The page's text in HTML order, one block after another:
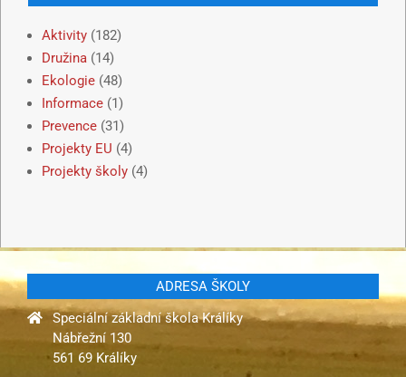
Aktivity (182)
Družina (14)
Ekologie (48)
Informace (1)
Prevence (31)
Projekty EU (4)
Projekty školy (4)
ADRESA ŠKOLY
Speciální základní škola Králíky
Nábřežní 130
561 69 Králíky